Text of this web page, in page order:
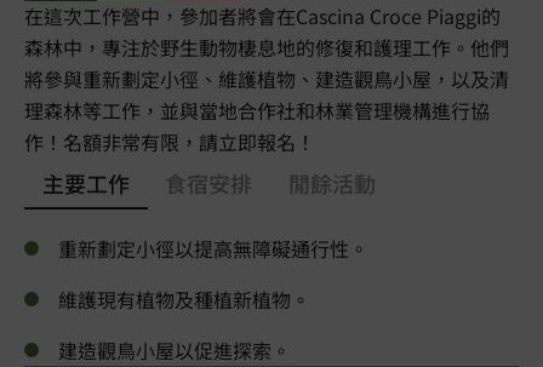
在這次工作營中，參加者將會在Cascina Croce Piaggi的
森林中，專注於野生動物棲息地的修復和護理工作。他們
將參與重新劃定小徑、維護植物、建造觀鳥小屋，以及清
理森林等工作，並與當地合作社和林業管理機構進行協
作！名額非常有限，請立即報名！
主要工作 食宿安排 閒餘活動
重新劃定小徑以提高無障礙通行性。
維護現有植物及種植新植物。
建造觀鳥小屋以促進探索。